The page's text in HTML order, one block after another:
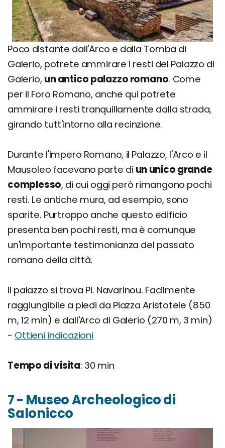
Poco distante dall'Arco e dalla Tomba di
Galerio, potrete ammirare i resti del Palazzo di
Galerio, un antico palazzo romano. Come
per il Foro Romano, anche qui potrete
ammirare i resti tranquillamente dalla strada,
girando tutt'intorno alla recinzione.
Durante l'Impero Romano, il Palazzo, l'Arco e il
Mausoleo facevano parte di un unico grande
complesso, di cui oggi però rimangono pochi
resti. Le antiche mura, ad esempio, sono
sparite. Purtroppo anche questo edificio
presenta ben pochi resti, ma è comunque
un'importante testimonianza del passato
romano della città.
Il palazzo si trova Pl. Navarinou. Facilmente
raggiungibile a piedi da Piazza Aristotele (850
m, 12 min) e dall'Arco di Galerio (270 m, 3 min)
- Ottieni indicazioni
Tempo di visita: 30 min
7 - Museo Archeologico di
Salonicco